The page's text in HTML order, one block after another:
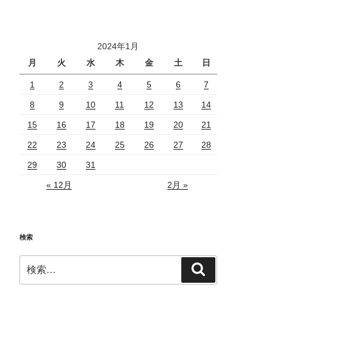
2024年1月
月
火 水 木 金 土 日
1 2 3 4 5 6 7
8 9 10 11 12 13 14
15 16 17 18 19 20 21
22 23 24 25 26 27 28
29 30 31
« 12月 2月 »
検索
索:
索